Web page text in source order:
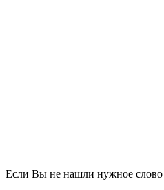
Если Вы не нашли нужное слово